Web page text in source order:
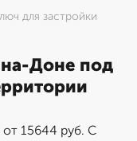
для застройки
Доне под
15644 руб. С